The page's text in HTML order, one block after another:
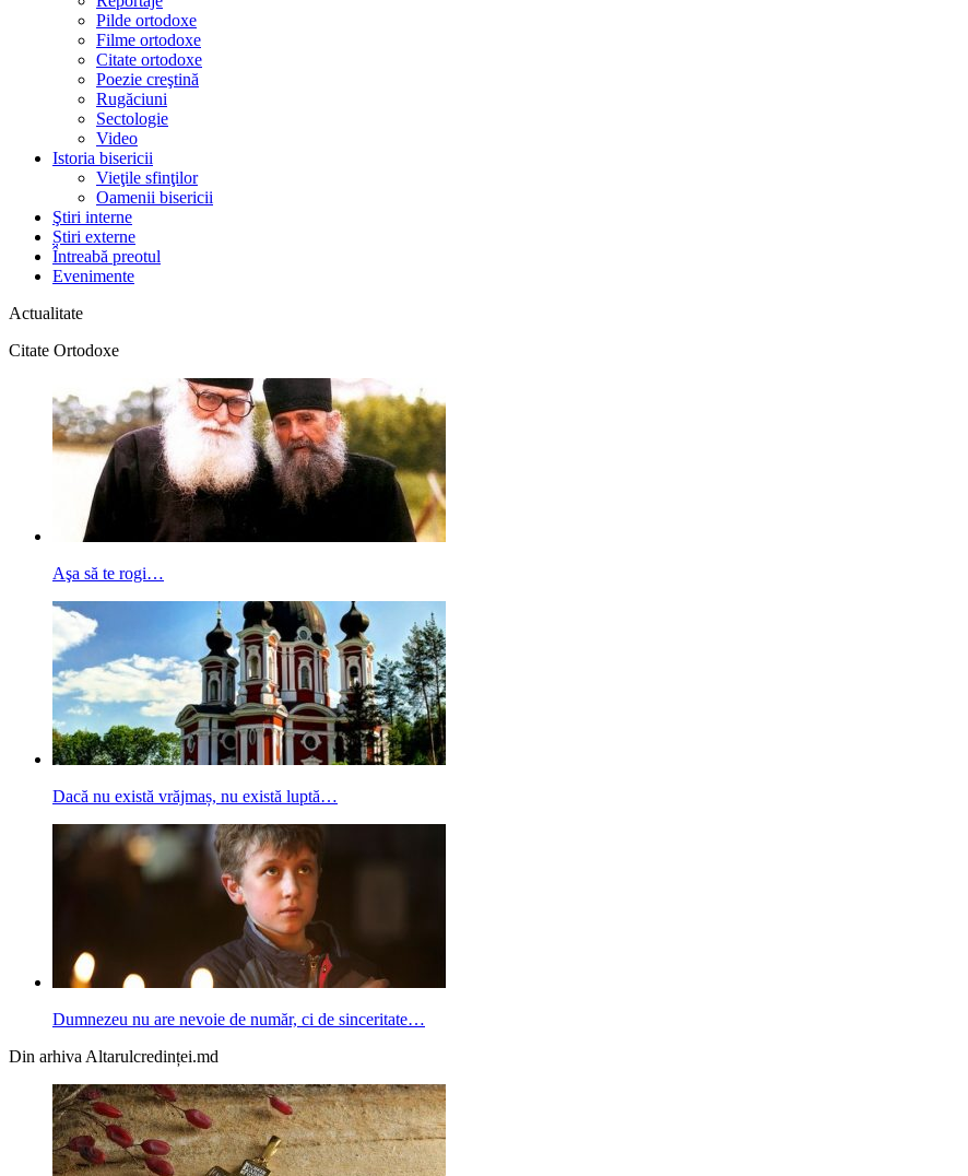
Pilde ortodoxe
Filme ortodoxe
Citate ortodoxe
Poezie creştină
Rugăciuni
Sectologie
Video
Istoria bisericii
Vieţile sfinţilor
Oamenii bisericii
Ştiri interne
Știri externe
Întreabă preotul
Evenimente
Actualitate
Citate Ortodoxe
Aşa să te rogi…
Dacă nu există vrăjmaș, nu există luptă…
Dumnezeu nu are nevoie de număr, ci de sinceritate…
Din arhiva Altarulcredinței.md